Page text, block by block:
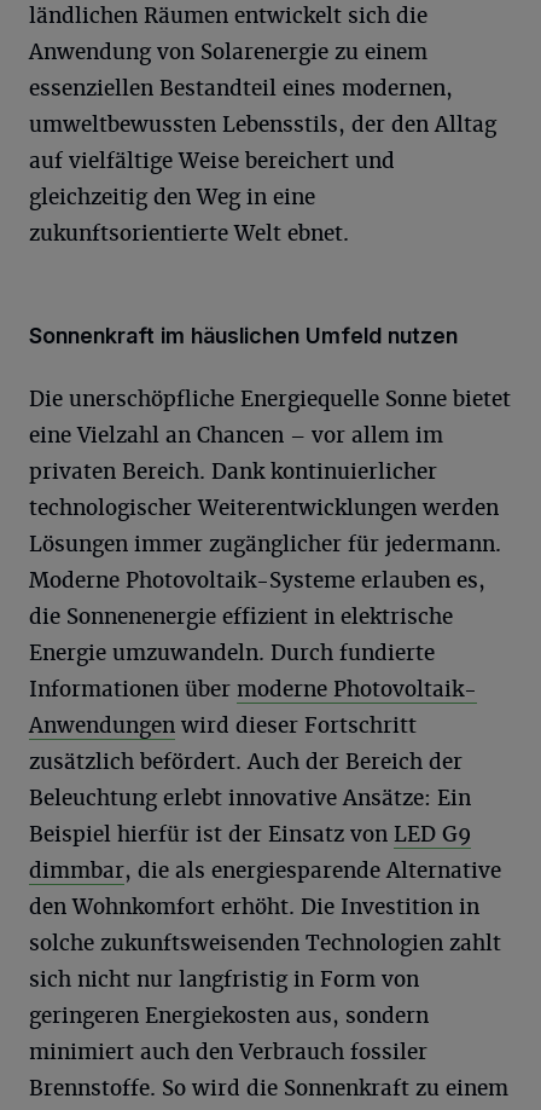
ländlichen Räumen entwickelt sich die
Anwendung von Solarenergie zu einem
essenziellen Bestandteil eines modernen,
umweltbewussten Lebensstils, der den Alltag
auf vielfältige Weise bereichert und
gleichzeitig den Weg in eine
zukunftsorientierte Welt ebnet.
Sonnenkraft im häuslichen Umfeld nutzen
Die unerschöpfliche Energiequelle Sonne bietet
eine Vielzahl an Chancen – vor allem im
privaten Bereich. Dank kontinuierlicher
technologischer Weiterentwicklungen werden
Lösungen immer zugänglicher für jedermann.
Moderne Photovoltaik-Systeme erlauben es,
die Sonnenenergie effizient in elektrische
Energie umzuwandeln. Durch fundierte
Informationen über moderne Photovoltaik-
Anwendungen wird dieser Fortschritt
zusätzlich befördert. Auch der Bereich der
Beleuchtung erlebt innovative Ansätze: Ein
Beispiel hierfür ist der Einsatz von LED G9
dimmbar, die als energiesparende Alternative
den Wohnkomfort erhöht. Die Investition in
solche zukunftsweisenden Technologien zahlt
sich nicht nur langfristig in Form von
geringeren Energiekosten aus, sondern
minimiert auch den Verbrauch fossiler
Brennstoffe. So wird die Sonnenkraft zu einem